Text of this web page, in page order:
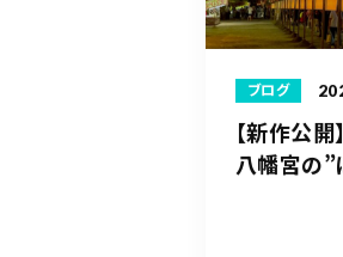
ブログ
【新作公開
八幡宮の”